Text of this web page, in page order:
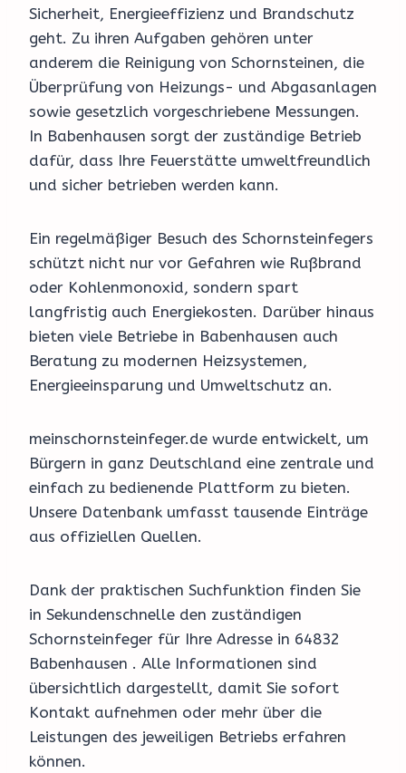
Sicherheit, Energieeffizienz und Brandschutz
geht. Zu ihren Aufgaben gehören unter
anderem die Reinigung von Schornsteinen, die
Überprüfung von Heizungs- und Abgasanlagen
sowie gesetzlich vorgeschriebene Messungen.
In Babenhausen sorgt der zuständige Betrieb
dafür, dass Ihre Feuerstätte umweltfreundlich
und sicher betrieben werden kann.
Ein regelmäßiger Besuch des Schornsteinfegers
schützt nicht nur vor Gefahren wie Rußbrand
oder Kohlenmonoxid, sondern spart
langfristig auch Energiekosten. Darüber hinaus
bieten viele Betriebe in Babenhausen auch
Beratung zu modernen Heizsystemen,
Energieeinsparung und Umweltschutz an.
meinschornsteinfeger.de wurde entwickelt, um
Bürgern in ganz Deutschland eine zentrale und
einfach zu bedienende Plattform zu bieten.
Unsere Datenbank umfasst tausende Einträge
aus offiziellen Quellen.
Dank der praktischen Suchfunktion finden Sie
in Sekundenschnelle den zuständigen
Schornsteinfeger für Ihre Adresse in 64832
Babenhausen . Alle Informationen sind
übersichtlich dargestellt, damit Sie sofort
Kontakt aufnehmen oder mehr über die
Leistungen des jeweiligen Betriebs erfahren
können.